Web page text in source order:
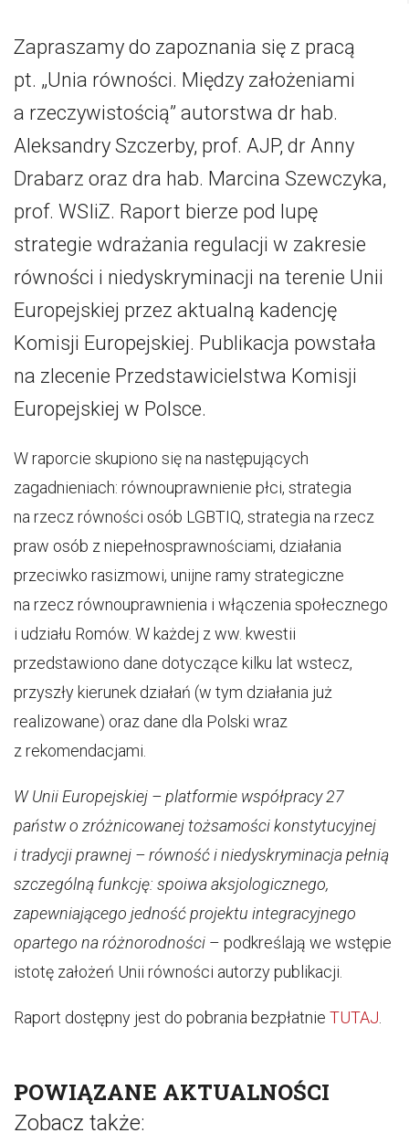
Zapraszamy do zapoznania się z pracą
pt. „Unia równości. Między założeniami
a rzeczywistością” autorstwa dr hab.
Aleksandry Szczerby, prof. AJP, dr Anny
Drabarz oraz dra hab. Marcina Szewczyka,
prof. WSIiZ. Raport bierze pod lupę
strategie wdrażania regulacji w zakresie
równości i niedyskryminacji na terenie Unii
Europejskiej przez aktualną kadencję
Komisji Europejskiej. Publikacja powstała
na zlecenie Przedstawicielstwa Komisji
Europejskiej w Polsce.
W raporcie skupiono się na następujących
zagadnieniach: równouprawnienie płci, strategia
na rzecz równości osób LGBTIQ, strategia na rzecz
praw osób z niepełnosprawnościami, działania
przeciwko rasizmowi, unijne ramy strategiczne
na rzecz równouprawnienia i włączenia społecznego
i udziału Romów. W każdej z ww. kwestii
przedstawiono dane dotyczące kilku lat wstecz,
przyszły kierunek działań (w tym działania już
realizowane) oraz dane dla Polski wraz
z rekomendacjami.
W Unii Europejskiej – platformie współpracy 27
państw o zróżnicowanej tożsamości konstytucyjnej
i tradycji prawnej – równość i niedyskryminacja pełnią
szczególną funkcję: spoiwa aksjologicznego,
zapewniającego jedność projektu integracyjnego
opartego na różnorodności – podkreślają we wstępie
istotę założeń Unii równości autorzy publikacji.
Raport dostępny jest do pobrania bezpłatnie TUTAJ
POWIĄZANE AKTUALNOŚCI
Zobacz także: